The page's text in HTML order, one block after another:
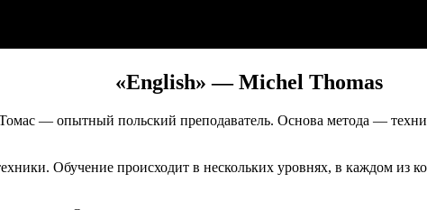
«English» — Michel Thomas
— опытный польский преподаватель. Основа метода —
Обучение происходит в нескольких уровнях, в каждом из